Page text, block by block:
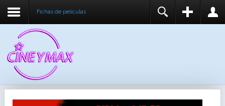
Fichas de peliculas
RECUÉRDEME
REGISTER